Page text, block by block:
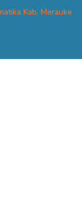
Kab. Merauke